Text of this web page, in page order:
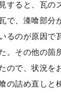
すると、瓦の
で、漆喰部分
るのが原因で
。その他の箇
ので、状況を
の詰め直しと